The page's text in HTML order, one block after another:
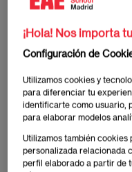
residencia
Estados Unidos
(1) Teléfono
Escribe tu mensaje
¡Hola! Nos importa
Configuración de
Utilizamos cookies y
para diferenciar tu
identificarte como usuario,
para elaborar modelos
Utilizamos también
personalizada relacionada
perfil elaborado a partir de